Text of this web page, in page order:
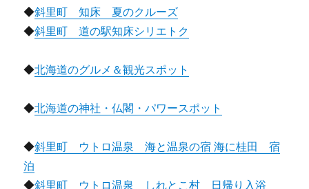
◆斜里町 知床 夏のクルーズ
◆斜里町 道の駅知床シリエトク
◆北海道のグルメ＆観光スポット
◆北海道の神社・仏閣・パワースポット
◆斜里町 ウトロ温泉 海と温泉の宿 海に桂田 宿
泊
◆斜里町 ウトロ温泉 しれとこ村 日帰り入浴